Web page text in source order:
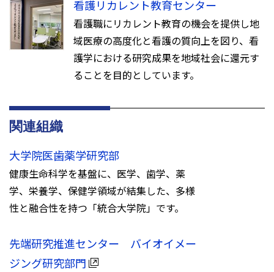
看護リカレント教育センター
看護職にリカレント教育の機会を提供し地
域医療の高度化と看護の質向上を図り、看
護学における研究成果を地域社会に還元す
ることを目的としています。
関連組織
大学院医歯薬学研究部
健康生命科学を基盤に、医学、歯学、薬
学、栄養学、保健学領域が結集した、多様
性と融合性を持つ「統合大学院」です。
先端研究推進センター バイオイメー
ジング研究部門